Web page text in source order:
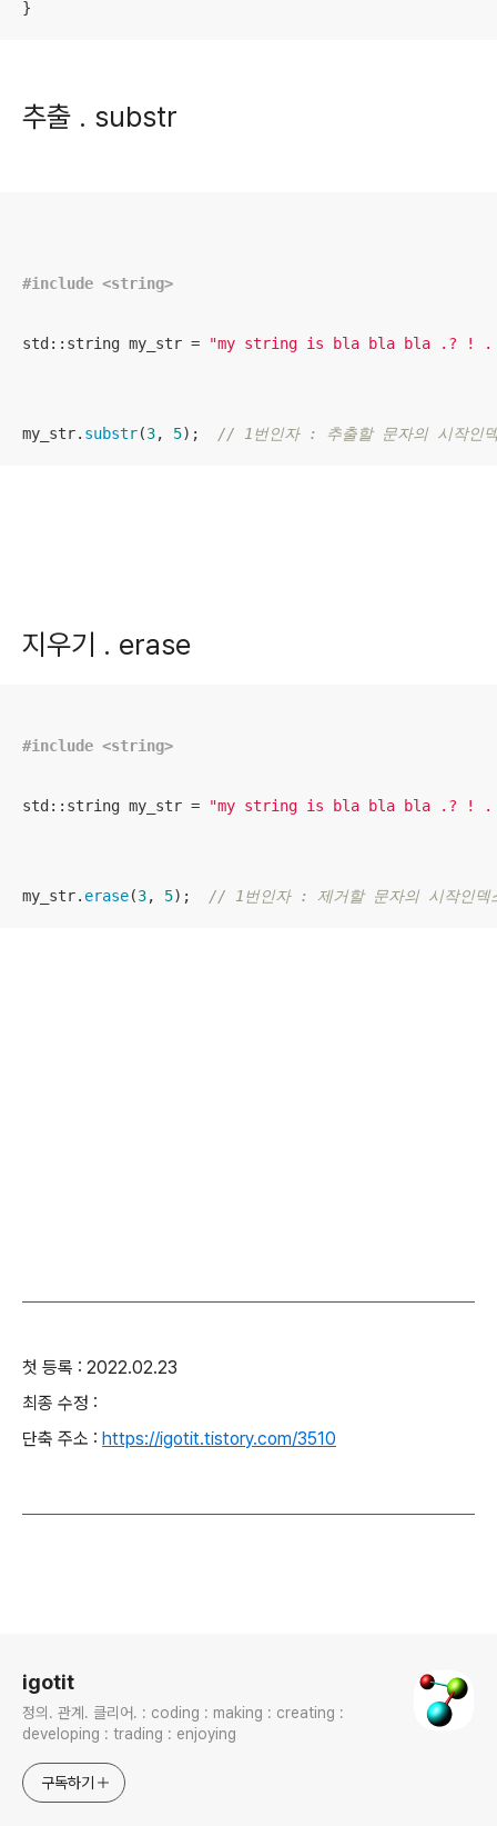
}
추출 . substr
#include <string>
std::string my_str = "my string is bla bla bla .? ! . .
my_str. substr(3, 5); // 1번인자 : 추출할 문자의 시작인
지우기 . erase
#include <string>
std::string my_str = "my string is bla bla bla .? ! . .
my_str. erase(3, 5); // 1번인자 : 제거할 문자의 시작인
첫 등록 : 2022.02.23
최종 수정 :
단축 주소 : https://igotit.tistory.com/3510
igotit
정의. 관계. 클리어. : coding : making : creating :
developing : trading : enjoying
구독하기